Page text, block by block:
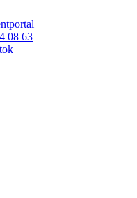
08 63